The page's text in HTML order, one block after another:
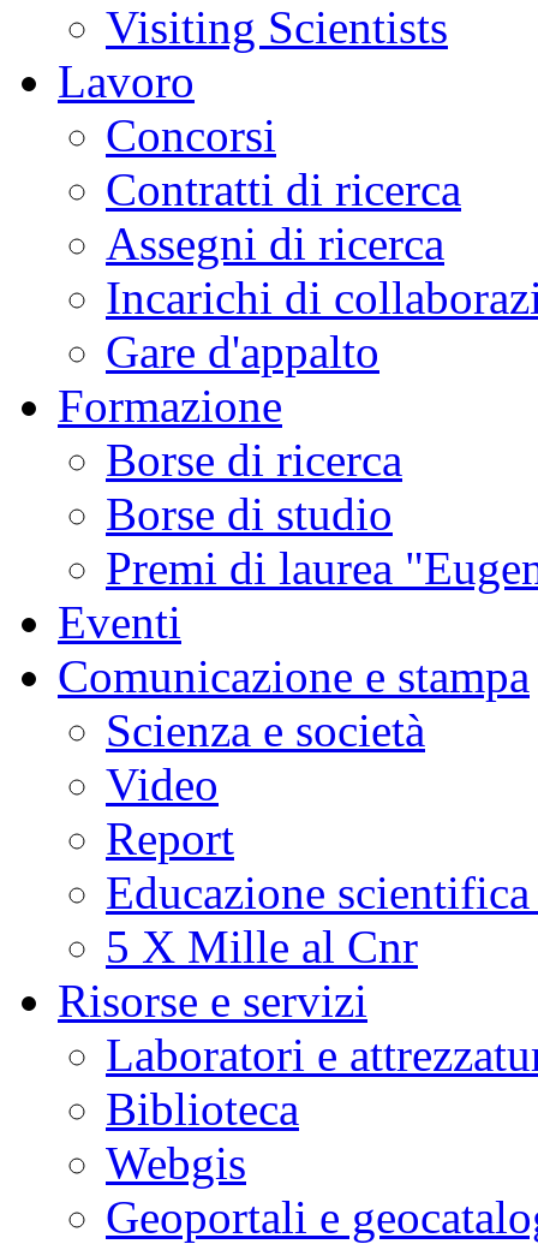
Visiting Scientists
Lavoro
Concorsi
Contratti di ricerca
Assegni di ricerca
Incarichi di
Gare d'appalto
Formazione
Borse di ricerca
Borse di studio
Premi di laurea
Eventi
Comunicazione e stampa
Scienza e società
Video
Report
Educazione
5 X Mille al Cnr
Risorse e servizi
Laboratori e
Biblioteca
Webgis
Geoportali e